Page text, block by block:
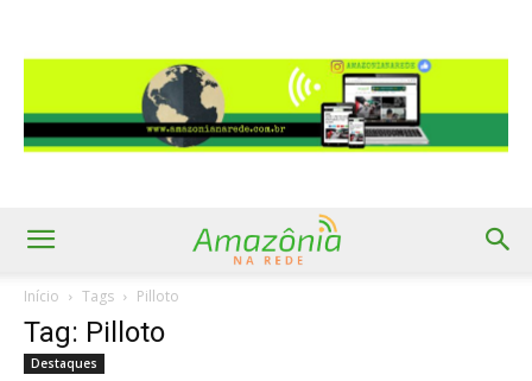
Início Tags Pilloto
Tag: Pilloto
Destaques